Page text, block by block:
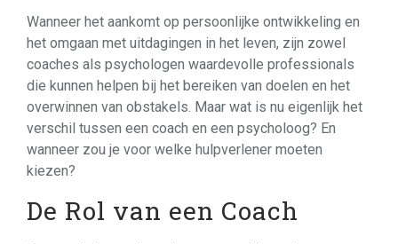
Wanneer het aankomt op persoonlijke ontwikkeling en
het omgaan met uitdagingen in het leven, zijn zowel
coaches als psychologen waardevolle professionals
die kunnen helpen bij het bereiken van doelen en het
overwinnen van obstakels. Maar wat is nu eigenlijk het
verschil tussen een coach en een psycholoog? En
wanneer zou je voor welke hulpverlener moeten
kiezen?
De Rol van een Coach